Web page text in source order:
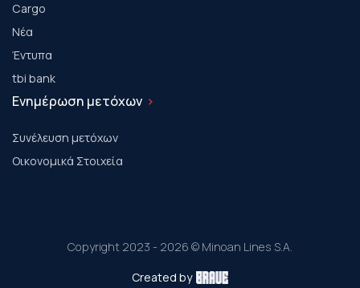
Cargo
Νέα
Έντυπα
tbi bank
Ενημέρωση μετόχων
Συνέλευση μετόχων
Οικονομικά Στοιχεία
Copyright 2023 - 2026 © Minoan Lines S.A.
Created by